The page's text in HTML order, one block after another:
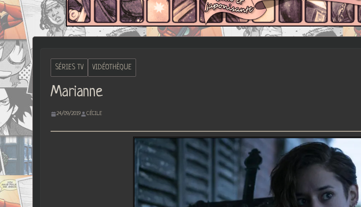
SÉRIES TV VIDÉOTHÈQUE
Marianne
24/09/2019 CÉCILE